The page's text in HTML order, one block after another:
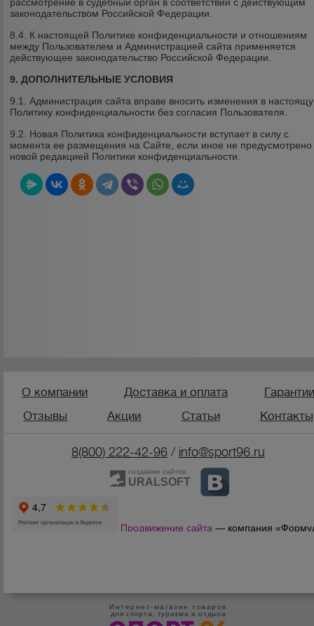
законодательством Российской Федерации.
8.4. К настоящей Политике конфиденциальности и отношениям
между Пользователем и Администрацией сайта применяется
действующее законодательство Российской Федерации.
9. ДОПОЛНИТЕЛЬНЫЕ УСЛОВИЯ
9.1. Администрация сайта вправе вносить изменения в
Политику конфиденциальности без согласия Пользователя.
9.2. Новая Политика конфиденциальности вступает в силу с
момента ее размещения на Сайте, если иное не предусмотрено
новой редакцией Политики конфиденциальности.
О компании Доставка и оплата
Отзывы
Акции Статьи Контакты
8(800) 222-42-96/ info@sport96.ru
создание сайтов
URALSOFT
Продвижение сайта — компания
Интернет-магазин товаров
для спорта, туризма и отдыха